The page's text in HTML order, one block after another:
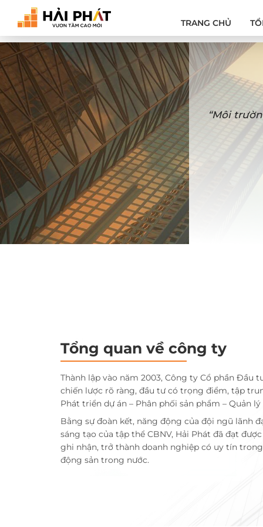
TRANG CHỦ
“Môi
Tổng quan về công ty
Thành lập vào năm 2003, Công ty Cổ phần Đầu
chiến lược rõ ràng, đầu tư có trọng điểm, tập
Phát triển dự án – Phân phối sản phẩm – Quản
Bằng sự đoàn kết, năng động của đội ngũ lãnh
sáng tạo của tập thể CBNV, Hải Phát đã đạt
ghi nhận, trở thành doanh nghiệp có uy tín
động sản trong nước.